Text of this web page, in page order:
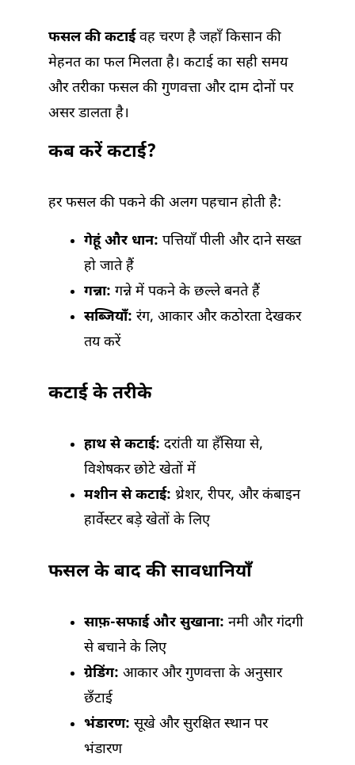
फसल की कटाईवह चरण है जहाँ किसान की
मेहनत का फल मिलता है। कटाई का सही समय
और तरीका फसल की गुणवत्ता और दाम दोनों पर
असर डालता है।
कब करें कटाई?
हर फसल की पकने की अलग पहचान होती है:
गेहूं और धान: पत्तियाँ पीली और दाने सख्त
हो जाते हैं
गन्ना: गन्ने में पकने के छल्ले बनते हैं
सब्जियाँ: रंग, आकार और कठोरता देखकर
तय करें
कटाई के तरीके
हाथ से कटाई: दरांती या हँसिया से,
विशेषकर छोटे खेतों में
मशीन से कटाई: थ्रेशर, रीपर, और कंबाइन
हार्वेस्टर बड़े खेतों के लिए
फसल के बाद की सावधानियाँ
साफ़-सफाई और सुखाना: नमी और गंदगी
से बचाने के लिए
ग्रेडिंग: आकार और गुणवत्ता के अनुसार
छँटाई
भंडारण: सूखे और सुरक्षित स्थान पर
भंडारण